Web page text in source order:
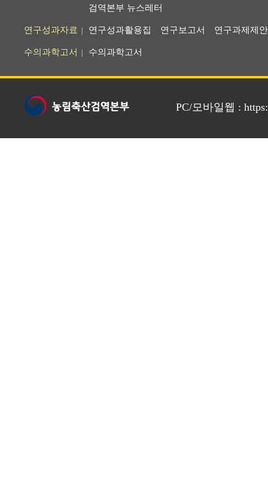
검역본부 뉴스레터
연구성과자료 연구성과활용집 연구보고서 연구과제제
수의과학고서 수의과학고서
PC/모바일웹 :